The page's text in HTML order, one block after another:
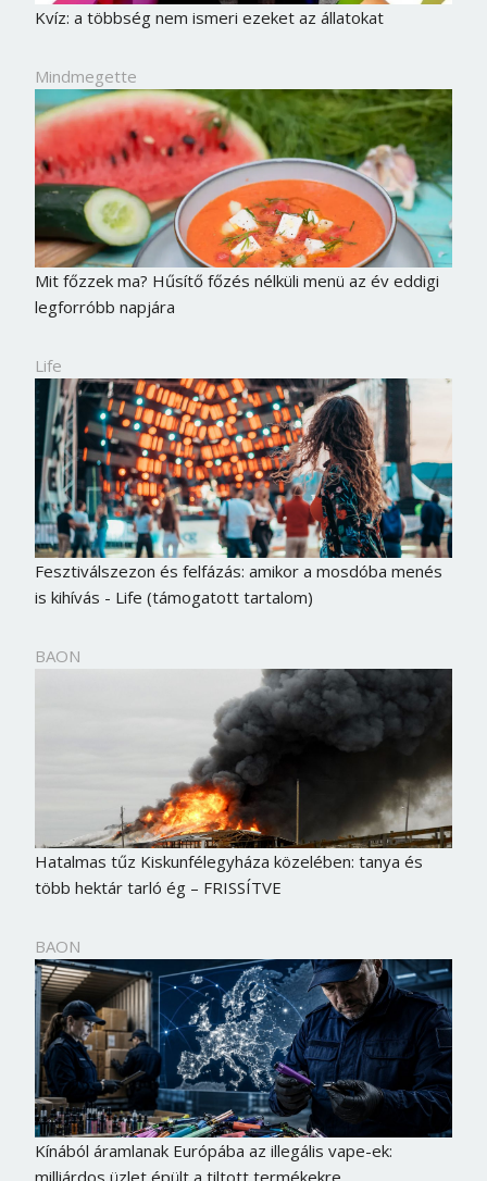
Kvíz: a többség nem ismeri ezeket az állatokat
Mindmegette
Mit főzzek ma? Hűsítő főzés nélküli menü az év eddigi
legforróbb napjára
Life
Fesztiválszezon és felfázás: amikor a mosdóba menés
is kihívás - Life (támogatott tartalom)
BAON
Hatalmas tűz Kiskunfélegyháza közelében: tanya és
több hektár tarló ég – FRISSÍTVE
BAON
Kínából áramlanak Európába az illegális vape-ek:
Jelszó
Mégse Bejelentkezés